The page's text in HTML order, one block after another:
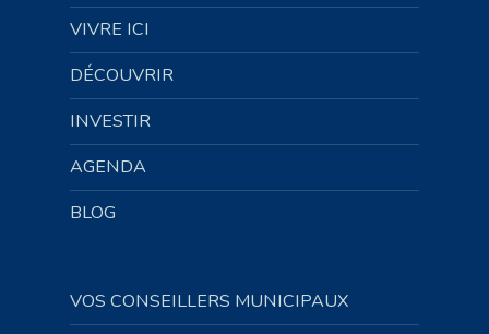
VIVRE ICI
DÉCOUVRIR
INVESTIR
AGENDA
BLOG
VOS CONSEILLERS MUNICIPAUX